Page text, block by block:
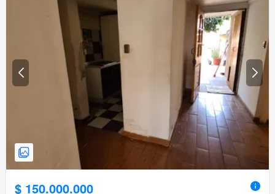
$ 150.000.000